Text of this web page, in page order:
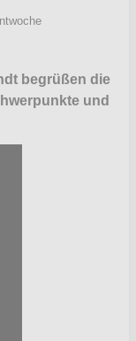
begrüßen die
und